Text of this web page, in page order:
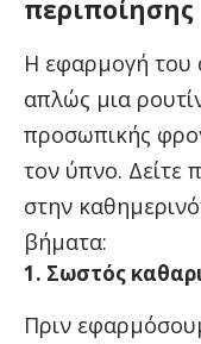
περιποίησης
Η εφαρμογή του
απλώς μια
προσωπικής
τον ύπνο. Δείτε
στην
βήματα:
1. Σωστός
Πριν